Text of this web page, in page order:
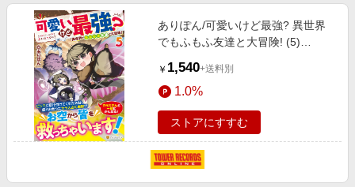
ありぽん/可愛いけど最強? 異世界
でもふもふ友達と大冒険! (5)
￥ 1,540+送料別
1.0%
ストアにすすむ